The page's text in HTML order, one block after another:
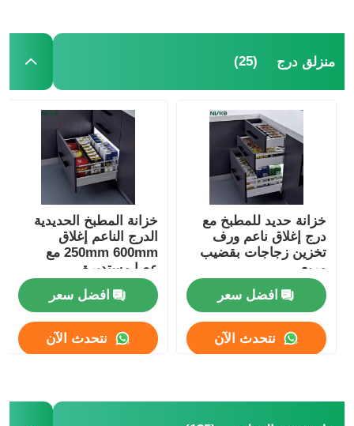
منزلق درج (25)
خزانة حديد للمطبخ مع
درج إغلاق ناعم ورف
تخزين زجاجات بقضيب
مربع
افضل سعر
نتحدث الآن
خزانة المطبخ الحديدية
الدرج الناعم إغلاق
250mm 600mm مع
عصا مستديرة
افضل سعر
نتحدث الآن